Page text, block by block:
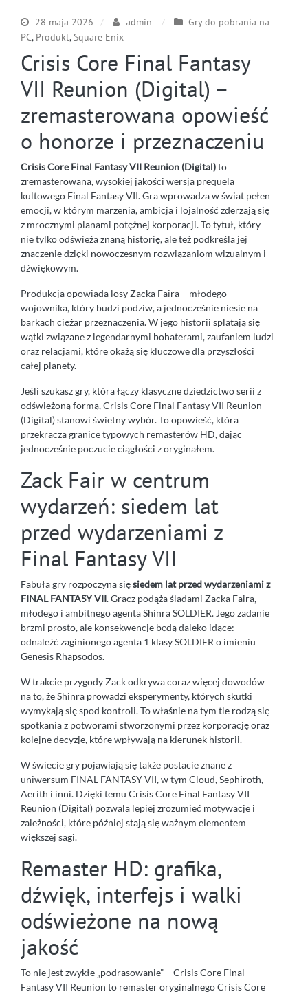
28 maja 2026 admin
Gry do pobrania na
PC, Produkt, Square Enix
Crisis Core Final Fantasy
VII Reunion (Digital) –
zremasterowana opowieść
o honorze i przeznaczeniu
Crisis Core Final Fantasy VII Reunion (Digital)to
zremasterowana, wysokiej jakości wersja prequela
kultowego Final Fantasy VII. Gra wprowadza w świat pełen
emocji, w którym marzenia, ambicja i lojalność zderzają się
z mrocznymi planami potężnej korporacji. To tytuł, który
nie tylko odświeża znaną historię, ale też podkreśla jej
znaczenie dzięki nowoczesnym rozwiązaniom wizualnym i
dźwiękowym.
Produkcja opowiada losy Zacka Faira – młodego
wojownika, który budzi podziw, a jednocześnie niesie na
barkach ciężar przeznaczenia. W jego historii splatają się
wątki związane z legendarnymi bohaterami, zaufaniem ludzi
oraz relacjami, które okażą się kluczowe dla przyszłości
całej planety.
Jeśli szukasz gry, która łączy klasyczne dziedzictwo serii z
odświeżoną formą, Crisis Core Final Fantasy VII Reunion
(Digital) stanowi świetny wybór. To opowieść, która
przekracza granice typowych remasterów HD, dając
jednocześnie poczucie ciągłości z oryginałem.
Zack Fair w centrum
wydarzeń: siedem lat
przed wydarzeniami z
Final Fantasy VII
Fabuła gry rozpoczyna sięsiedem lat przed wydarzeniami z
FINAL FANTASY VII. Gracz podąża śladami Zacka Faira,
młodego i ambitnego agenta Shinra SOLDIER. Jego zadanie
brzmi prosto, ale konsekwencje będą daleko idące:
odnaleźć zaginionego agenta 1 klasy SOLDIER o imieniu
Genesis Rhapsodos.
W trakcie przygody Zack odkrywa coraz więcej dowodów
na to, że Shinra prowadzi eksperymenty, których skutki
wymykają się spod kontroli. To właśnie na tym tle rodzą się
spotkania z potworami stworzonymi przez korporację oraz
kolejne decyzje, które wpływają na kierunek historii.
W świecie gry pojawiają się także postacie znane z
uniwersum FINAL FANTASY VII, w tym Cloud, Sephiroth,
Aerith i inni. Dzięki temu Crisis Core Final Fantasy VII
Reunion (Digital) pozwala lepiej zrozumieć motywacje i
zależności, które później stają się ważnym elementem
większej sagi.
Remaster HD: grafika,
dźwięk, interfejs i walki
odświeżone na nową
jakość
To nie jest zwykłe „podrasowanie” – Crisis Core Final
Fantasy VII Reunion to remaster oryginalnego Crisis Core